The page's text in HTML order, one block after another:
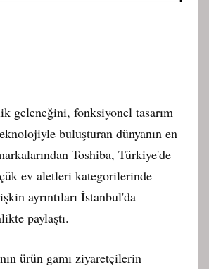
geleneğini, fonksiyonel tasarım
buluşturan dünyanın en
Toshiba, Türkiye'de
ev aletleri kategorilerinde
ayrıntıları İstanbul'da
paylaştı.
ürün gamı ziyaretçilerin